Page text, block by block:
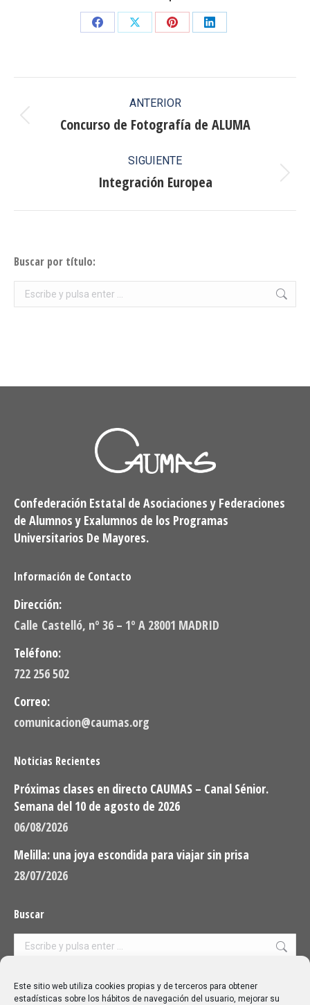
Este sitio web utiliza cookies propias y de terceros para obtener
estadísticas sobre los hábitos de navegación del usuario, mejorar su
Share
Share
Share
Share
entre
publicaciones
ANTERIOR
Publicación
Concurso de Fotografía de ALUMA
SIGUIENTE
Publicación
Integración Europea
Buscar por título:
Buscar:
Confederación Estatal de Asociaciones y Federaciones
de Alumnos y Exalumnos de los Programas
Universitarios De Mayores.
Información de Contacto
Dirección:
Calle Castelló, nº 36 – 1º A 28001 MADRID
Teléfono:
722 256 502
Correo:
comunicacion@caumas.org
Noticias Recientes
Próximas clases en directo CAUMAS – Canal Sénior.
Semana del 10 de agosto de 2026
06/08/2026
Melilla: una joya escondida para viajar sin prisa
28/07/2026
Buscar
Buscar:
Aviso Legal|Política de privacidad|Política de cookies